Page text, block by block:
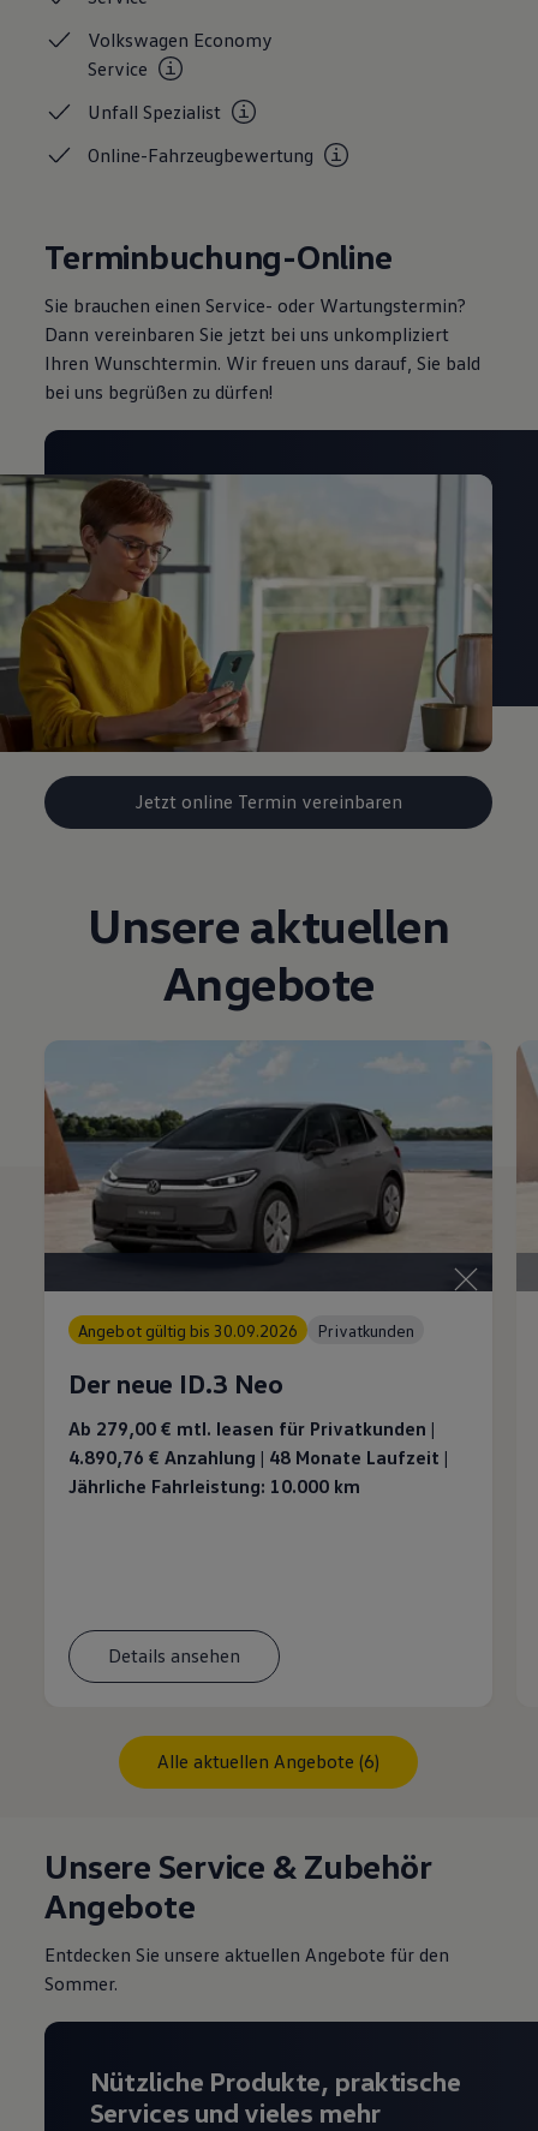
Volkswagen Economy
Service
UnfallSpezialist
Online-Fahrzeugbewertung
Terminbuchung-Online
Sie brauchen einen Service- oder Wartungstermin?
Dann vereinbaren Sie jetzt bei uns unkompliziert
Ihren Wunschtermin. Wir freuen uns darauf, Sie bald
bei uns begrüßen zu dürfen!
Jetzt online Termin vereinbaren
Unsere aktuellen
Angebote
Angebot gültig bis 30.09.2026 Privatkunden
Der neue ID.3 Neo
Ab 279,00 € mtl. leasen für Privatkunden |
4.890,76 € Anzahlung | 48 Monate Laufzeit |
Jährliche Fahrleistung: 10.000 km
Details ansehen
Alle aktuellen Angebote (6)
Unsere Service & Zubehör
Angebote
Entdecken Sie unsere aktuellen Angebote für den
Sommer.
Nützliche Produkte, praktische
Services und vieles mehr